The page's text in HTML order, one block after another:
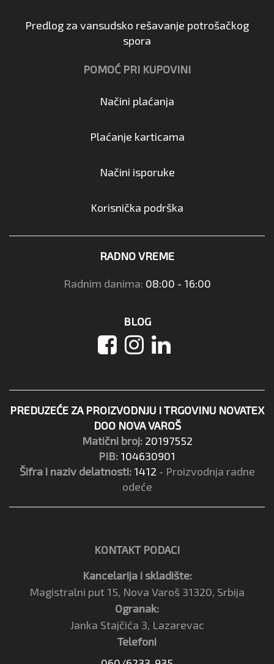
Predlog za vansudsko rešavanje potrošačkog
spora
POMOĆ PRI KUPOVINI
Načini plaćanja
Plaćanje karticama
Načini isporuke
Korisnička podrška
RADNO VREME
Radnim danima: 08:00 - 16:00
BLOG
PREDUZEĆE ZA PROIZVODNJU I TRGOVINU NOVATEX
DOO NOVA VAROŠ
Matični broj: 20197552
PIB: 104630901
Šifra i naziv delatnosti: 1412 - Proizvodnja radne
odeće
KONTAKT PODACI
Kancelarija i skladište:
Magistralni put 15, Nova Varoš 31320, Srbija
Ogranak:
Janka Stajčića 3, Lazarevac
Telefoni